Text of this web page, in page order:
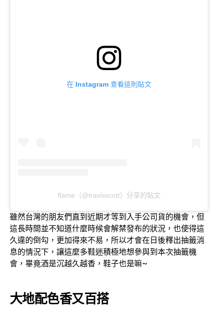
在 Instagram 查看這則貼文
flame（@travisscott）分享的貼文
雖然台灣的朋友們直到近期才等到入手公司貨的機會，但
這長時間並不知道什麼時候會解禁發布的狀況，也使得這
久違的倒勾，更加得來不易，所以才會在日後釋出抽籤消
息的情況下，讓這麼多鞋迷積極地想參與到本次抽籤機
會，畢竟酒是沉越久越香，鞋子也是嘛~
大地配色香又百搭